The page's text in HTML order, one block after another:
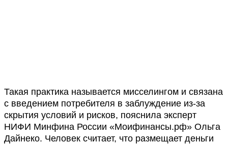
Такая практика называется мисселингом и связана
с введением потребителя в заблуждение из-за
скрытия условий и рисков, пояснила эксперт
НИФИ Минфина России «Моифинансы.рф» Ольга
Дайнеко. Человек считает, что размещает деньги